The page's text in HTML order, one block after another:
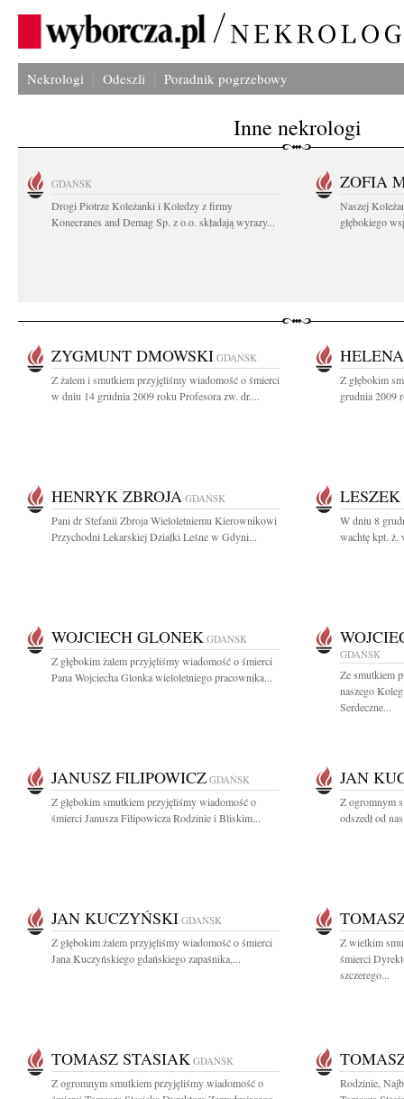
Nekrologi Odeszli Poradnik pogrzebowy
Inne nekrologi
GDAŃSK
Drogi Piotrze Koleżanki i Koledzy z firmy
Konecranes and Demag Sp. z o.o. składają wyrazy...
ZOFIA
Naszej
głębokiego
ZYGMUNT DMOWSKI GDAŃSK
Z żalem i smutkiem przyjęliśmy wiadomość o śmierci
w dniu 14 grudnia 2009 roku Profesora zw. dr....
Z głębokim
grudnia 2009
HENRYK ZBROJA GDAŃSK
Pani dr Stefanii Zbroja Wieloletniemu Kierownikowi
Przychodni Lekarskiej Działki Leśne w Gdyni...
W dniu 8
wachtę kpt. ż.
WOJCIECH GLONEK GDAŃSK
Z głębokim żalem przyjęliśmy wiadomość o śmierci
Pana Wojciecha Glonka wieloletniego pracownika...
GDAŃSK
Ze smutkiem
naszego
Serdeczne...
JANUSZ FILIPOWICZ GDAŃSK
Z głębokim smutkiem przyjęliśmy wiadomość o
śmierci Janusza Filipowicza Rodzinie i Bliskim...
JAN
Z ogromnym
odszedł od
JAN KUCZYŃSKI GDAŃSK
Z głębokim żalem przyjęliśmy wiadomość o śmierci
Jana Kuczyńskiego gdańskiego zapaśnika,...
Z wielkim
śmierci
szczerego...
TOMASZ STASIAK GDAŃSK
Z ogromnym smutkiem przyjęliśmy wiadomość o
Rodzinie,